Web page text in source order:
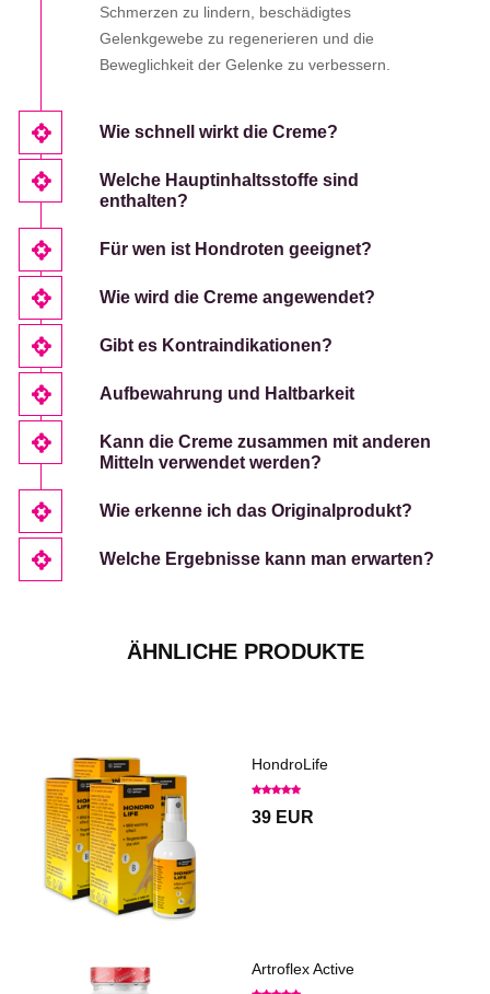
Schmerzen zu lindern, beschädigtes
Gelenkgewebe zu regenerieren und die
Beweglichkeit der Gelenke zu verbessern.
Wie schnell wirkt die Creme?
Welche Hauptinhaltsstoffe sind
enthalten?
Für wen ist Hondroten geeignet?
Wie wird die Creme angewendet?
Gibt es Kontraindikationen?
Aufbewahrung und Haltbarkeit
Kann die Creme zusammen mit anderen
Mitteln verwendet werden?
Wie erkenne ich das Originalprodukt?
Welche Ergebnisse kann man erwarten?
ÄHNLICHE PRODUKTE
HondroLife
39 EUR
Artroflex Active